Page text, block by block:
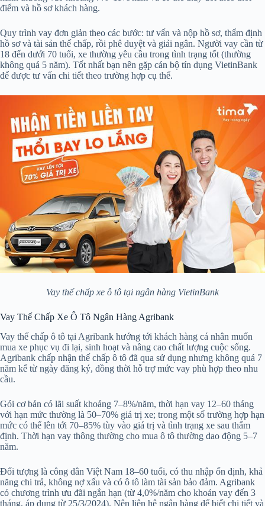
điểm và hồ sơ khách hàng.
Quy trình vay đơn giản theo các bước: tư vấn và nộp hồ sơ, thẩm định
hồ sơ và tài sản thế chấp, rồi phê duyệt và giải ngân. Người vay cần từ
18 đến dưới 70 tuổi, xe thường yêu cầu trong tình trạng tốt (thường
không quá 5 năm). Tốt nhất bạn nên gặp cán bộ tín dụng VietinBank
để được tư vấn chi tiết theo trường hợp cụ thể.
Vay thế chấp xe ô tô tại ngân hàng VietinBank
Vay Thế Chấp Xe Ô Tô Ngân Hàng Agribank
Vay thế chấp ô tô tại Agribank hướng tới khách hàng cá nhân muốn
mua xe phục vụ đi lại, sinh hoạt và nâng cao chất lượng cuộc sống.
Agribank chấp nhận thế chấp ô tô đã qua sử dụng nhưng không quá 7
năm kể từ ngày đăng ký, đồng thời hỗ trợ mức vay phù hợp theo nhu
cầu.
Gói cơ bản có lãi suất khoảng 7–8%/năm, thời hạn vay 12–60 tháng
với hạn mức thường là 50–70% giá trị xe; trong một số trường hợp hạn
mức có thể lên tới 70–85% tùy vào giá trị và tình trạng xe sau thẩm
định. Thời hạn vay thông thường cho mua ô tô thường dao động 5–7
năm.
Đối tượng là công dân Việt Nam 18–60 tuổi, có thu nhập ổn định, khả
năng chi trả, không nợ xấu và có ô tô làm tài sản bảo đảm. Agribank
có chương trình ưu đãi ngắn hạn (từ 4,0%/năm cho khoản vay đến 3
tháng, áp dụng từ 25/3/2024). Nên liên hệ ngân hàng để biết chi tiết và